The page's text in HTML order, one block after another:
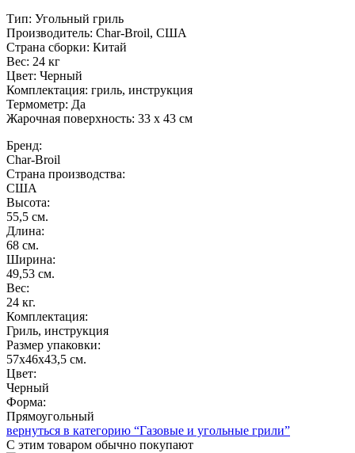
Тип: Угольный гриль
Производитель: Char-Broil, США
Страна сборки: Китай
Вес: 24 кг
Цвет: Черный
Комплектация: гриль, инструкция
Термометр: Да
Жарочная поверхность: 33 х 43 см
Бренд:
Char-Broil
Страна производства:
США
Высота:
55,5 см.
Длина:
68 см.
Ширина:
49,53 см.
Вес:
24 кг.
Комплектация:
Гриль, инструкция
Размер упаковки:
57х46х43,5 см.
Цвет:
Черный
Форма:
Прямоугольный
вернуться в категорию “Газовые и угольные грили”
С этим товаром обычно покупают